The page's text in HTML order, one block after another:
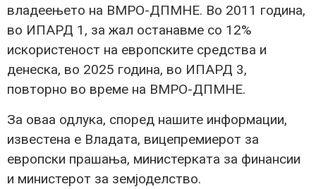
владеењето на ВМРО-ДПМНЕ. Во 2011 година,
во ИПАРД 1, за жал останавме со 12%
искористеност на европските средства и
денеска, во 2025 година, во ИПАРД 3,
повторно во време на ВМРО-ДПМНЕ.
За оваа одлука, според нашите информации,
известена е Владата, вицепремиерот за
европски прашања, министерката за финансии
и министерот за земјоделство.